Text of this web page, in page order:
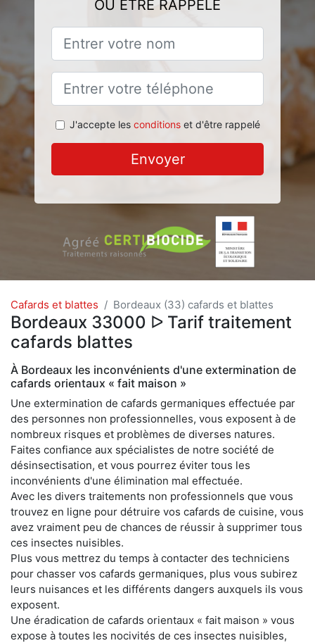
OU ÊTRE RAPPELÉ
J'accepte les conditionset d'être rappelé
Envoyer
Cafards et blattes Bordeaux (33) cafards et blattes
Bordeaux 33000 ᐅ Tarif traitement
cafards blattes
À Bordeaux les inconvénients d'une extermination de
cafards orientaux « fait maison »
Une extermination de cafards germaniques effectuée par
des personnes non professionnelles, vous exposent à de
nombreux risques et problèmes de diverses natures.
Faites confiance aux spécialistes de notre société de
désinsectisation, et vous pourrez éviter tous les
inconvénients d'une élimination mal effectuée.
Avec les divers traitements non professionnels que vous
trouvez en ligne pour détruire vos cafards de cuisine, vous
avez vraiment peu de chances de réussir à supprimer tous
ces insectes nuisibles.
Plus vous mettrez du temps à contacter des techniciens
pour chasser vos cafards germaniques, plus vous subirez
leurs nuisances et les différents dangers auxquels ils vous
exposent.
Une éradication de cafards orientaux « fait maison » vous
expose à toutes les nocivités de ces insectes nuisibles,